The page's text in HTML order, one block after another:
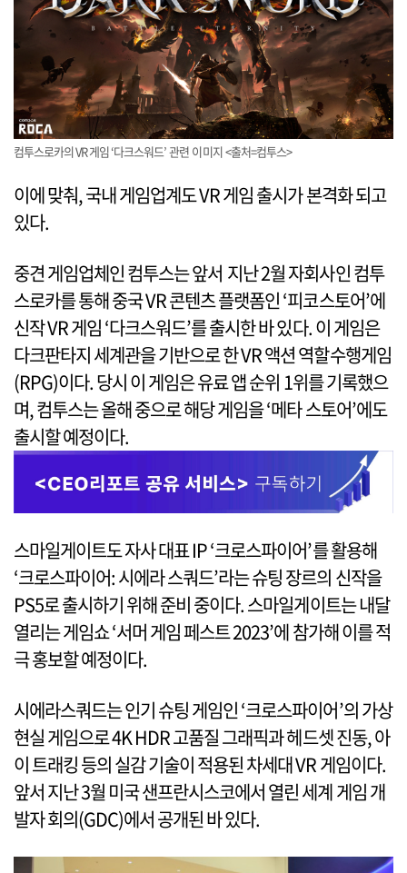
컴투스로카의 VR 게임 ‘다크스워드’ 관련 이미지 <출처=컴투스>
이에 맞춰, 국내 게임업계도 VR 게임 출시가 본격화 되고
있다.
중견 게임업체인 컴투스는 앞서 지난 2월 자회사인 컴투
스로카를 통해 중국 VR 콘텐츠 플랫폼인 ‘피코스토어’에
신작 VR 게임 ‘다크스워드’를 출시한 바 있다. 이 게임은
다크판타지 세계관을 기반으로 한 VR 액션 역할수행게임
(RPG)이다. 당시 이 게임은 유료 앱 순위 1위를 기록했으
며, 컴투스는 올해 중으로 해당 게임을 ‘메타 스토어’에도
출시할 예정이다.
스마일게이트도 자사 대표 IP ‘크로스파이어’를 활용해
‘크로스파이어: 시에라 스쿼드’라는 슈팅 장르의 신작을
PS5로 출시하기 위해 준비 중이다. 스마일게이트는 내달
열리는 게임쇼 ‘서머 게임 페스트 2023’에 참가해 이를 적
극 홍보할 예정이다.
시에라스쿼드는 인기 슈팅 게임인 ‘크로스파이어’의 가상
현실 게임으로 4K HDR 고품질 그래픽과 헤드셋 진동, 아
이 트래킹 등의 실감 기술이 적용된 차세대 VR 게임이다.
앞서 지난 3월 미국 샌프란시스코에서 열린 세계 게임 개
발자 회의(GDC)에서 공개된 바 있다.